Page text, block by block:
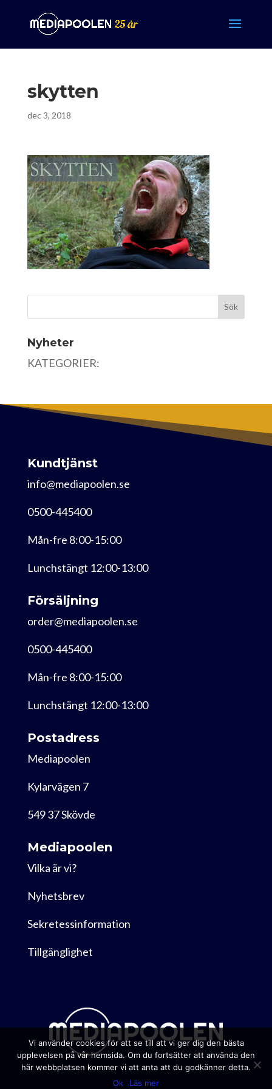
skytten
dec 3, 2018
Nyheter
KATEGORIER:
Kundtjänst
info@mediapoolen.se
0500-445400
Mån-fre 8:00-15:00
Lunchstängt 12:00-13:00
Försäljning
order@mediapoolen.se
0500-445400
Mån-fre 8:00-15:00
Lunchstängt 12:00-13:00
Postadress
Mediapoolen
Kylarvägen 7
549 37 Skövde
Mediapoolen
Vilka är vi?
Nyhetsbrev
Sekretessinformation
Tillgänglighet
Vi använder cookies för att se till att vi ger dig den bästa
upplevelsen på vår hemsida. Om du fortsätter att använda den
här webbplatsen kommer vi att anta att du godkänner detta.
Ok
Läs mer